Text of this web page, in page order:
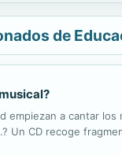
de
empiezan a cantar
Un CD recoge